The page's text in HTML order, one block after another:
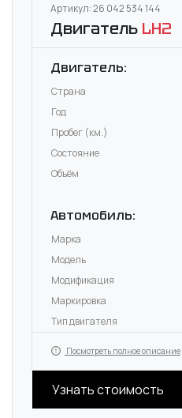
Артикул: 26 042 534 144
Двигатель LH2
Двигатель:
Страна
Год
Пробег (км.)
Состояние
Объём
Автомобиль:
Марка
Модель
Модификация
Маркировка
Тип двигателя
Посмотреть полное описание
Узнать стоимость